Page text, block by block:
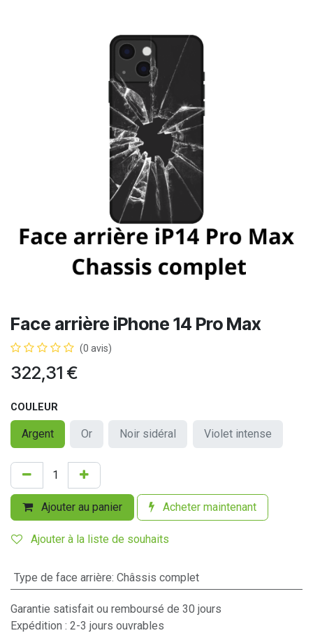
Face arrière iPhone 14 Pro Max
(0 avis)
322,31 €
COULEUR
Argent Or Noir sidéral Violet intense
Ajouter au panier Acheter maintenant
Ajouter à la liste de souhaits
Type de face arrière: Châssis complet
Garantie satisfait ou remboursé de 30 jours
Expédition : 2-3 jours ouvrables